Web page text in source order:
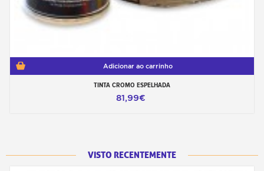
Adicionar ao carrinho
TINTA CROMO ESPELHADA
81,99€
VISTO RECENTEMENTE